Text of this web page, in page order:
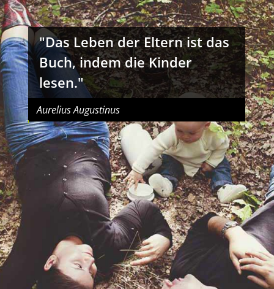
"Das Leben der Eltern ist das
Buch, indem die Kinder
lesen."
Aurelius Augustinus
Yüksel & Yüksel-Karakoç
Interkulturelle Familienarbeit